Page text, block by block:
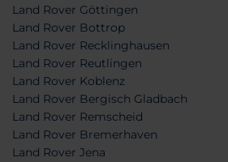
Land Rover Göttingen
Land Rover Bottrop
Land Rover Recklinghausen
Land Rover Reutlingen
Land Rover Koblenz
Land Rover Bergisch Gladbach
Land Rover Remscheid
Land Rover Bremerhaven
Land Rover Jena